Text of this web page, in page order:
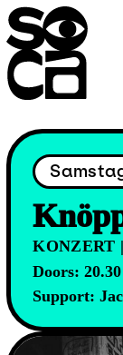
Skip
to
content
KONZERT
Doors: 20.30
Support: